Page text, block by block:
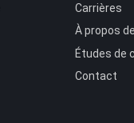
Carrières
À propos
Études de
Contact